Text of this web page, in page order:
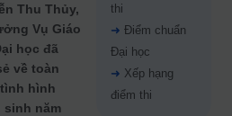
Thu Thủy,
Vụ Giáo
học đã
về toàn
hình
sinh năm
thi
➜ Điểm chuẩn
Đại học
➜ Xếp hạng
điểm thi